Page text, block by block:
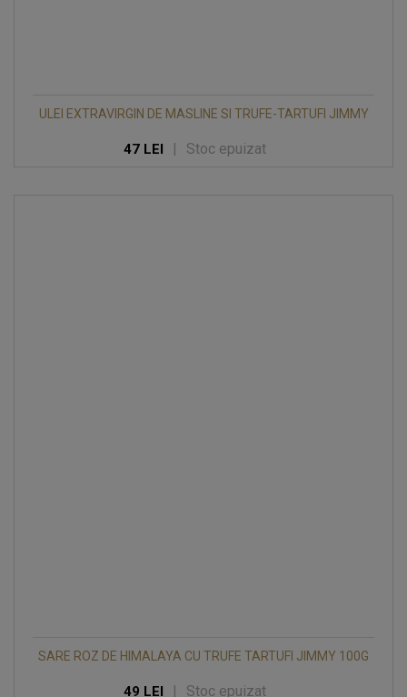
ULEI EXTRAVIRGIN DE MASLINE SI TRUFE-TARTUFI JIMMY
47 LEI Stoc epuizat
SARE ROZ DE HIMALAYA CU TRUFE TARTUFI JIMMY 100G
49 LEI Stoc epuizat